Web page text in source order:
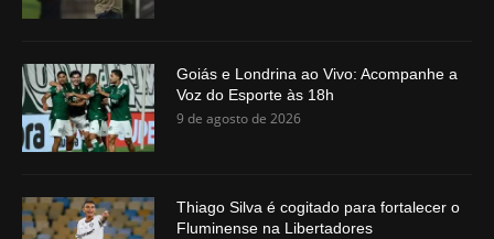
Goiás e Londrina ao Vivo: Acompanhe a
Voz do Esporte às 18h
9 de agosto de 2026
Thiago Silva é cogitado para fortalecer o
Fluminense na Libertadores